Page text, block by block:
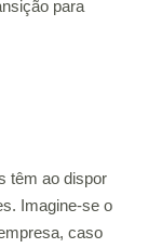
para
têm ao dispor
Imagine-se o
caso